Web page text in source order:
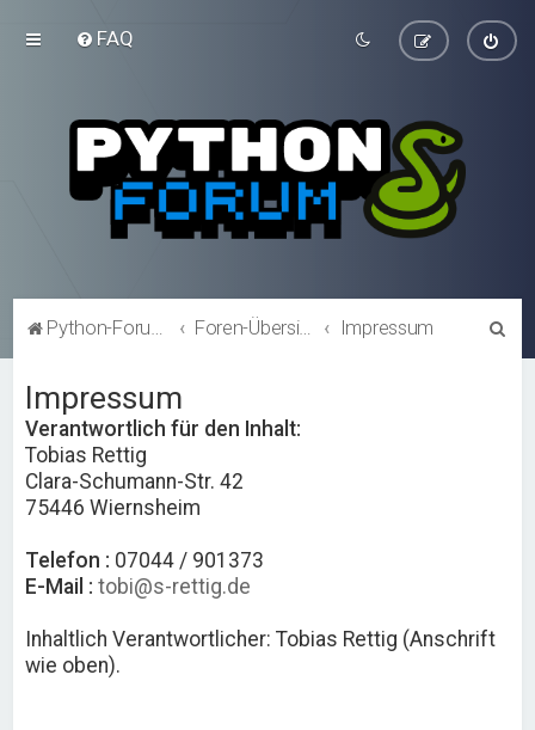
FAQ
Python-Forum.de Foren-Übersicht Impressum
Impressum
Verantwortlich für den Inhalt:
Tobias Rettig
Clara-Schumann-Str. 42
75446 Wiernsheim
Telefon : 07044 / 901373
E-Mail : tobi@s-rettig.de
Inhaltlich Verantwortlicher: Tobias Rettig (Anschrift
wie oben).